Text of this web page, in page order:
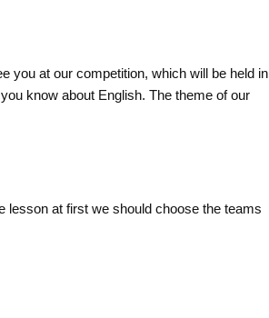
you at our competition, which will be held in
know about English. The theme of our
lesson at first we should choose the teams